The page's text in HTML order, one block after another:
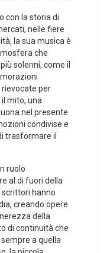
con la storia di⁣
nelle fiere
la ‌sua musica è
che
solenni, come⁣ il
rievocate per⁤
mito, una
nel presente.
condivise e
trasformare ‍il
ruolo
al ‍di fuori della
scrittori hanno
creando opere
della​
di continuità che
a quella